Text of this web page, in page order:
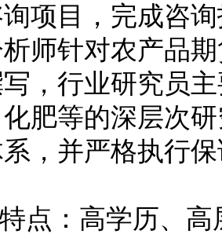
项目，完成咨
师针对农产品
，行业研究员
肥等的深层次
，并严格执行
点：高学历、